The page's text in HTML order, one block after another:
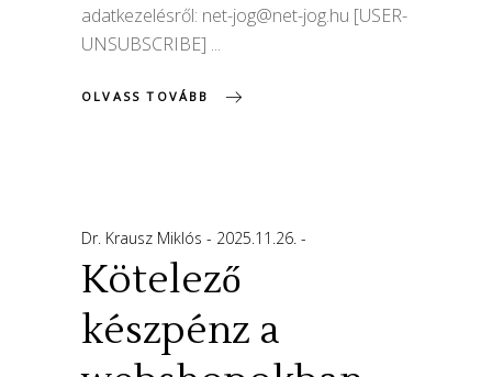
adatkezelésről: net-jog@net-jog.hu [USER-
UNSUBSCRIBE]
OLVASS TOVÁBB
Dr. Krausz Miklós 2025.11.26.
Kötelező
készpénz a